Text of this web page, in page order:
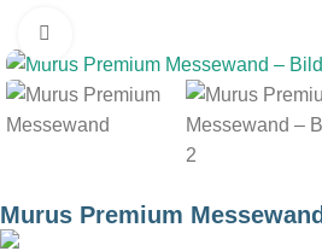
Murus Premium Messewand